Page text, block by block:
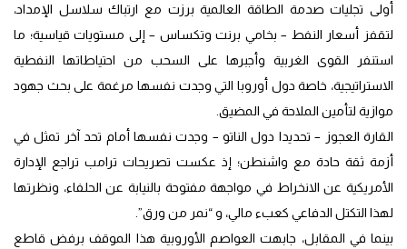
أولى تجليات صدمة الطاقة العالمية برزت مع ارتباك سلاسل الإمداد،
لتقفز أسعار النفط – بخامي برنت وتكساس – إلى مستويات قياسية؛ ما
استنفر القوى الغربية وأجبرها على السحب من احتياطاتها النفطية
الاستراتيجية، خاصة دول أوروبا التي وجدت نفسها مرغمة على بحث جهود
موازية لتأمين الملاحة في المضيق.
القارة العجوز – تحديدا دول الناتو – وجدت نفسها أمام تحد آخر تمثل في
أزمة ثقة حادة مع واشنطن؛ إذ عكست تصريحات ترامب تراجع الإدارة
الأمريكية عن الانخراط في مواجهة مفتوحة بالنيابة عن الحلفاء، ونظرتها
لهذا التكتل الدفاعي كعبء مالي، و “نمر من ورق”.
بينما في المقابل، جابهت العواصم الأوروبية هذا الموقف برفض قاطع